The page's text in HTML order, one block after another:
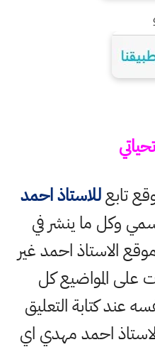
تابعللاستاذ احمد
وكل ما ينشر في
الاستاذ احمد غير
على المواضيع كل
كتابة التعليق
احمد مهدي اي